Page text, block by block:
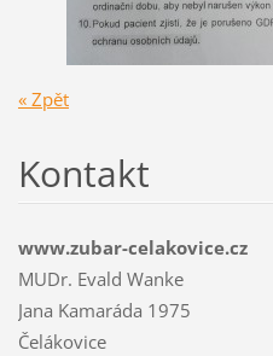
« Zpět
Kontakt
www.zubar-celakovice.cz
MUDr. Evald Wanke
Jana Kamaráda 1975
Čelákovice